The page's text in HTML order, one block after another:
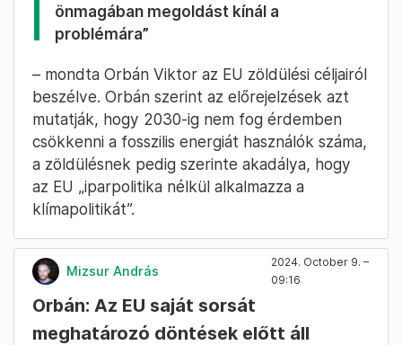
önmagában megoldást kínál a
problémára”
– mondta Orbán Viktor az EU zöldülési céljairól
beszélve. Orbán szerint az előrejelzések azt
mutatják, hogy 2030-ig nem fog érdemben
csökkenni a fosszilis energiát használók száma,
a zöldülésnek pedig szerinte akadálya, hogy
az EU „iparpolitika nélkül alkalmazza a
klímapolitikát”.
Mizsur András
2024. October 9. –
09:16
Orbán: Az EU saját sorsát
meghatározó döntések előtt áll